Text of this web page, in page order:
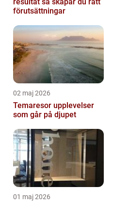
förutsättningar
02 maj 2026
Temaresor upplevelser
som går på djupet
01 maj 2026